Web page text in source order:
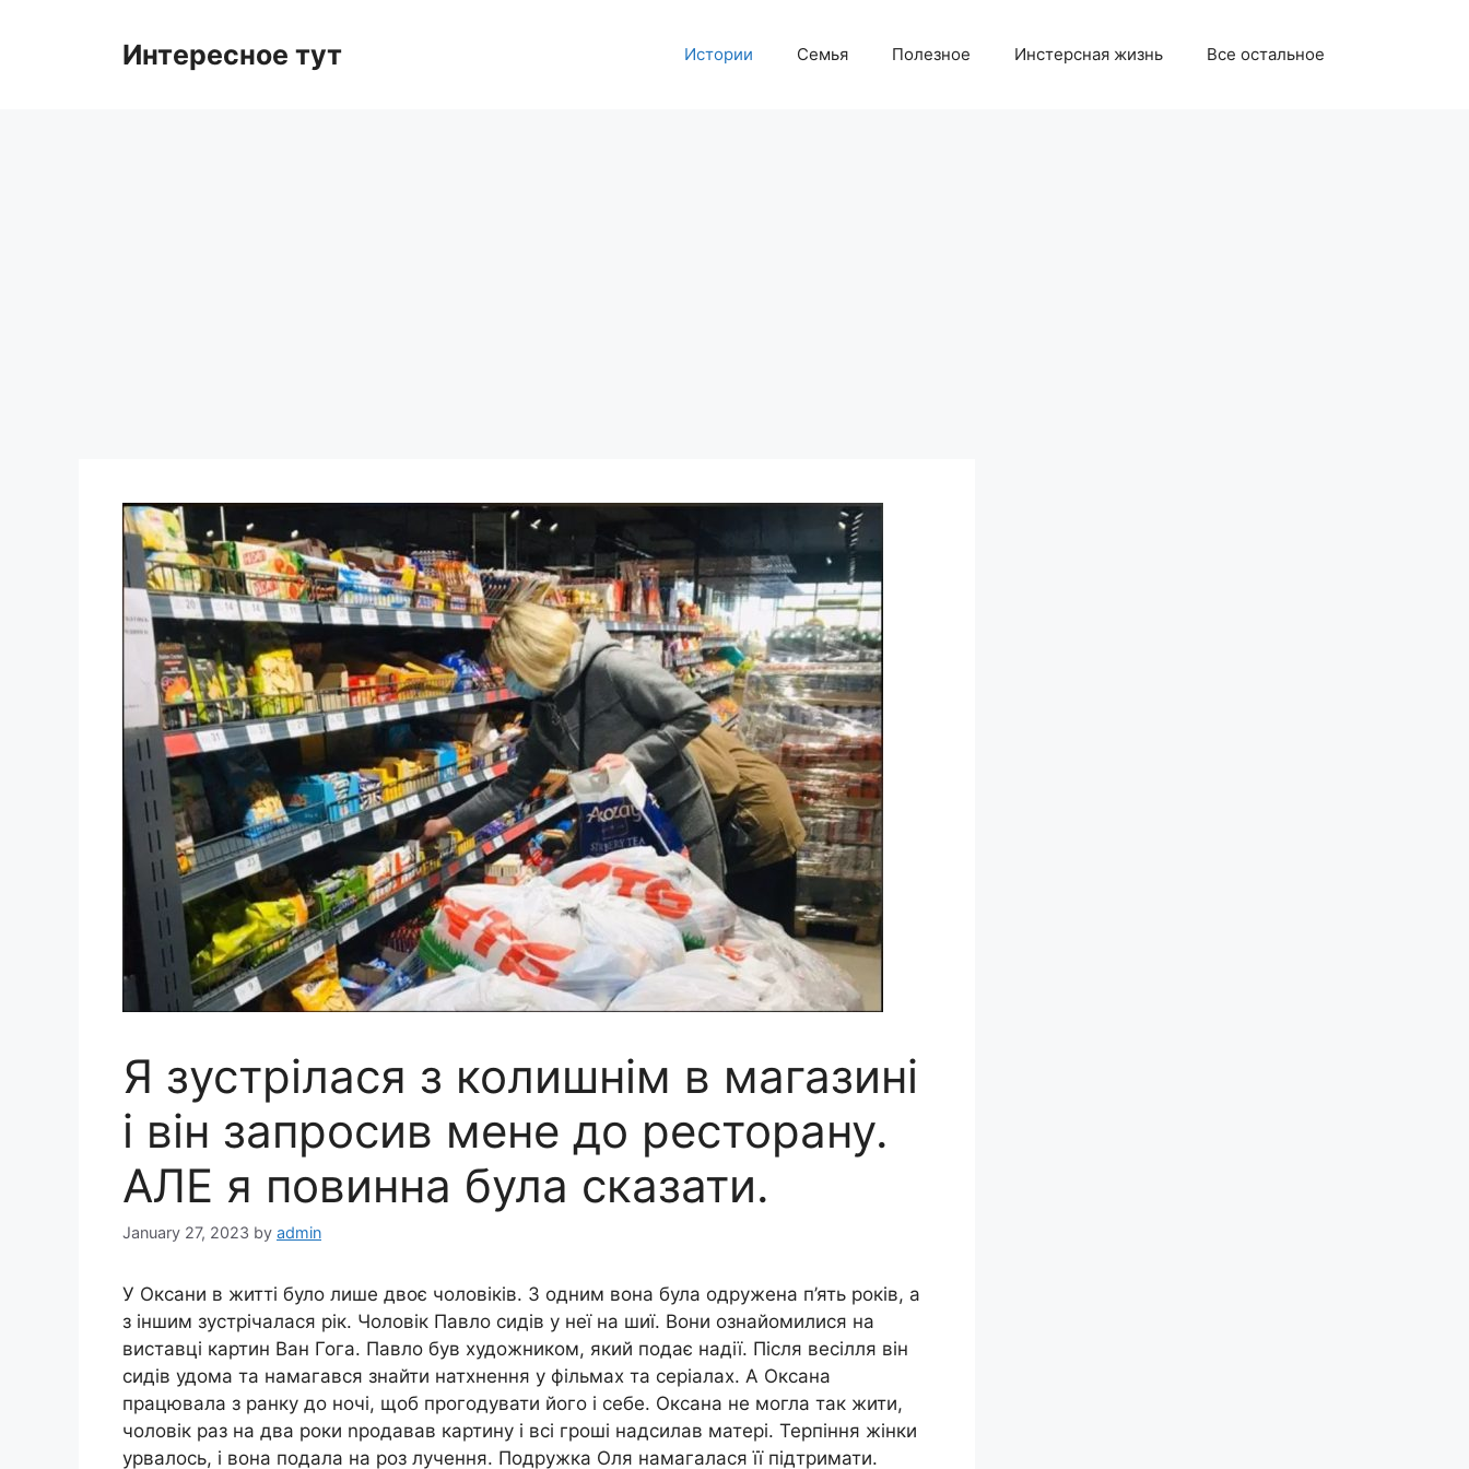
Интересное тут Истории Семья Полезное Инстерсная жизнь Все остальное
Я зустрілася з колишнім в магазині
і він запросив мене до ресторану.
АЛЕ я повинна була сказати.
January 27, 2023 by admin
У Оксани в житті було лише двоє чоловіків. З одним вона була одружена п’ять років, а
з іншим зустрічалася рік. Чоловік Павло сидів у неї на шиї. Вони ознайомилися на
виставці картин Ван Гога. Павло був художником, який подає надії. Після весілля він
сидів удома та намагався знайти натхнення у фільмах та серіалах. А Оксана
працювала з ранку до ночі, щоб прогодувати його і себе. Оксана не могла так жити,
чоловік раз на два роки nродавав картину і всі гроші надсилав матері. Терпіння жінки
урвалось, і вона подала на роз лучення. Подружка Оля намагалася її підтримати.